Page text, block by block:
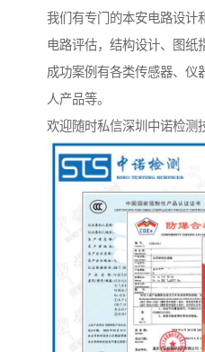
我们有专门的本安电路设计
电路评估，结构设计、图纸
成功案例有各类传感器、仪
人产品等。
欢迎随时私信深圳中诺检测